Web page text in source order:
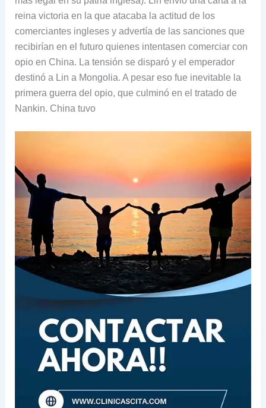
reina victoria en la que atacaba la actitud de los
comerciantes ingleses y advertía de las sanciones que
recibirían en el futuro quienes intentasen comerciar con
opio en China. La tensión se disparó y el emperador
destinó a Lin a Mongolia. A pesar eso fue inevitable la
primera guerra del opio, que culminó en el tratado de
Nankin. China tuvo